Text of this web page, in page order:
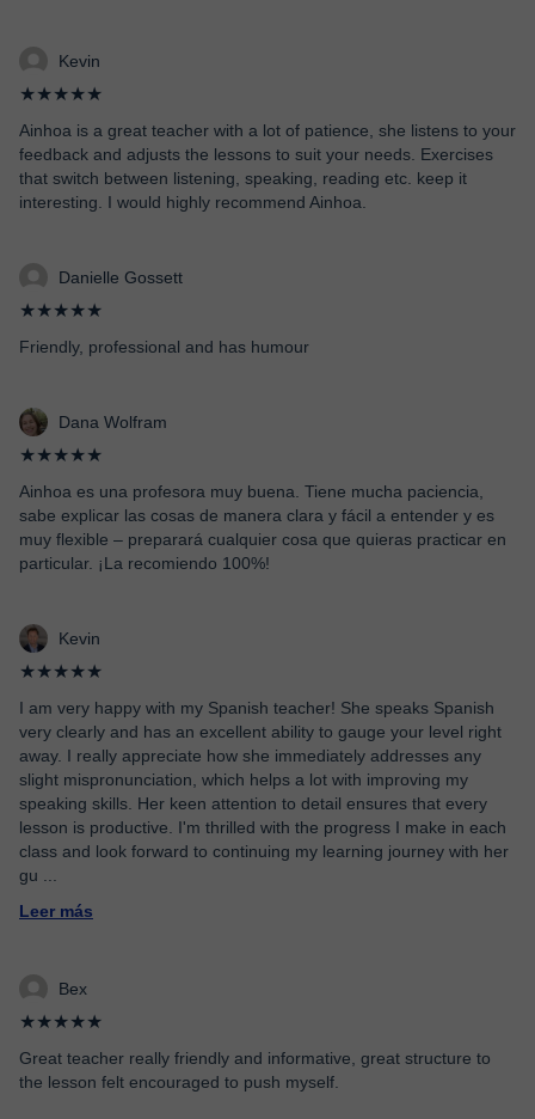
Kevin
★★★★★
Ainhoa is a great teacher with a lot of patience, she listens to your
feedback and adjusts the lessons to suit your needs. Exercises
that switch between listening, speaking, reading etc. keep it
interesting. I would highly recommend Ainhoa.
Danielle Gossett
★★★★★
Friendly, professional and has humour
Dana Wolfram
★★★★★
Ainhoa es una profesora muy buena. Tiene mucha paciencia,
sabe explicar las cosas de manera clara y fácil a entender y es
muy flexible – preparará cualquier cosa que quieras practicar en
particular. ¡La recomiendo 100%!
Kevin
★★★★★
I am very happy with my Spanish teacher! She speaks Spanish
very clearly and has an excellent ability to gauge your level right
away. I really appreciate how she immediately addresses any
slight mispronunciation, which helps a lot with improving my
speaking skills. Her keen attention to detail ensures that every
lesson is productive. I'm thrilled with the progress I make in each
class and look forward to continuing my learning journey with her
gu
Leer más
Bex
★★★★★
Great teacher really friendly and informative, great structure to
the lesson felt encouraged to push myself.